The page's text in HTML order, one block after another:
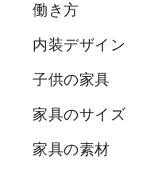
働き方
内装デザイン
子供の家具
家具のサイズ
家具の素材